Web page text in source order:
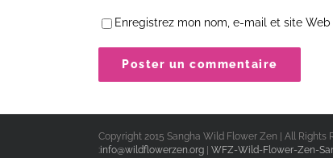
Enregistrez mon nom, e-mail et site
Copyright 2015 Sangha Wild Flower Zen | All Rights
:info@wildflowerzen.org | WFZ-Wild-Flower-Zen-